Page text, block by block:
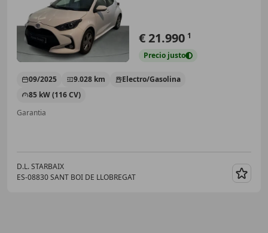
€ 21.990 1
Precio justo
09/2025 9.028 km
Electro/Gasolina
85 kW (116 CV)
Garantia
D.L. STARBAIX
ES-08830 SANT BOI DE LLOBREGAT